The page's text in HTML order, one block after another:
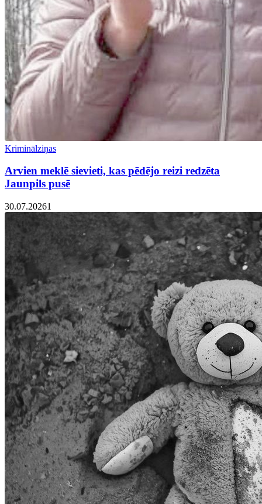
Kriminālziņas
Arvien meklē sievieti, kas pēdējo reizi redzēta
Jaunpils pusē
30.07.20261